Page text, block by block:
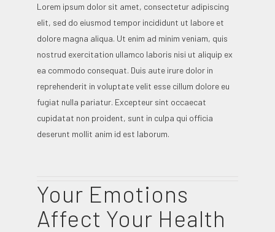
Lorem ipsum dolor sit amet, consectetur adipiscing
elit, sed do eiusmod tempor incididunt ut labore et
dolore magna aliqua. Ut enim ad minim veniam, quis
nostrud exercitation ullamco laboris nisi ut aliquip ex
ea commodo consequat. Duis aute irure dolor in
reprehenderit in voluptate velit esse cillum dolore eu
fugiat nulla pariatur. Excepteur sint occaecat
cupidatat non proident, sunt in culpa qui officia
deserunt mollit anim id est laborum.
Your Emotions
Affect Your Health